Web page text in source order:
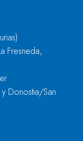
Fresneda,
Donostia/San